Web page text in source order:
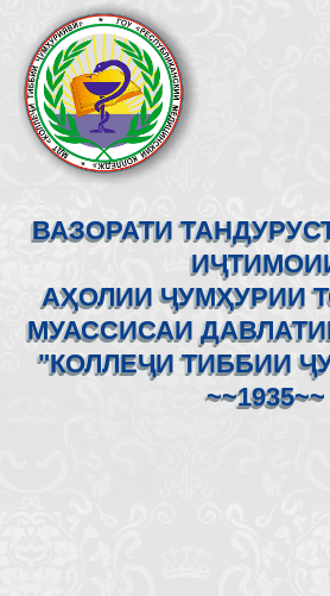
ВАЗОРАТИ
АҲОЛИИ ҶУМҲУРИИ
МУАССИСАИ
"КОЛЛЕҶИ ТИББИИ
~~1935~~